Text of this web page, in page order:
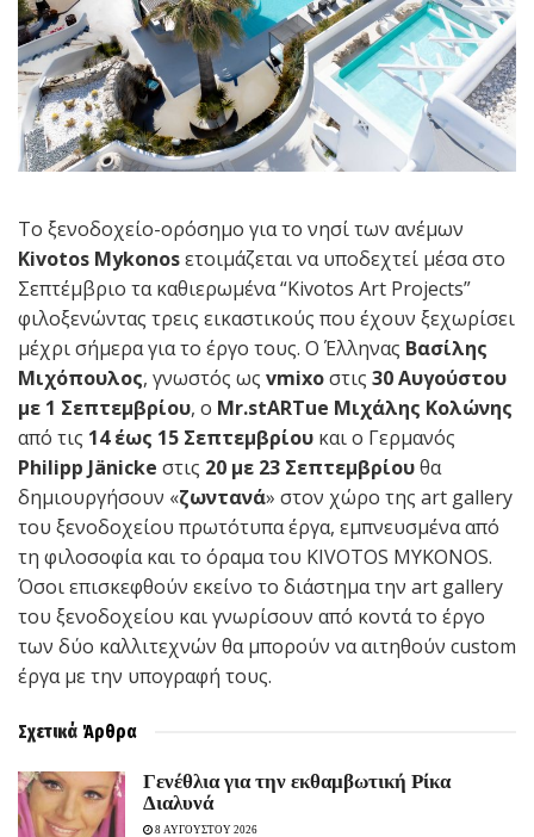
Το ξενοδοχείο-ορόσημο για το νησί των ανέμων
Kivotos Mykonosετοιμάζεται να υποδεχτεί μέσα στο
Σεπτέμβριο τα καθιερωμένα “Kivotos Art Projects”
φιλοξενώντας τρεις εικαστικούς που έχουν ξεχωρίσει
μέχρι σήμερα για το έργο τους. Ο Έλληνας Βασίλης
Μιχόπουλος, γνωστός ως vmixoστις 30 Αυγούστου
με 1 Σεπτεμβρίου, ο Mr.stARTue Μιχάλης Κολώνης
από τις 14 έως 15 Σεπτεμβρίου και ο Γερμανός
Philipp Jänicke στις 20 με 23 Σεπτεμβρίουθα
δημιουργήσουν «ζωντανά» στον χώρο της art gallery
του ξενοδοχείου πρωτότυπα έργα, εμπνευσμένα από
τη φιλοσοφία και το όραμα του KIVOTOS MYKONOS.
Όσοι επισκεφθούν εκείνο το διάστημα την art gallery
του ξενοδοχείου και γνωρίσουν από κοντά το έργο
των δύο καλλιτεχνών θα μπορούν να αιτηθούν custom
έργα με την υπογραφή τους.
Σχετικά Άρθρα
Γενέθλια για την εκθαμβωτική Ρίκα
Διαλυνά
8 ΑΥΓΟΥΣΤΟΥ 2026